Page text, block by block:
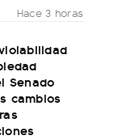
Hace 3 horas
Senado
cambios